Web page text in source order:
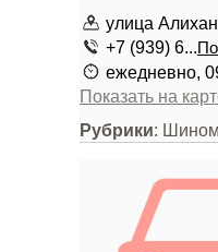
улица
+7 (939) 6...
ежедневно,
Показать на
Рубрики: